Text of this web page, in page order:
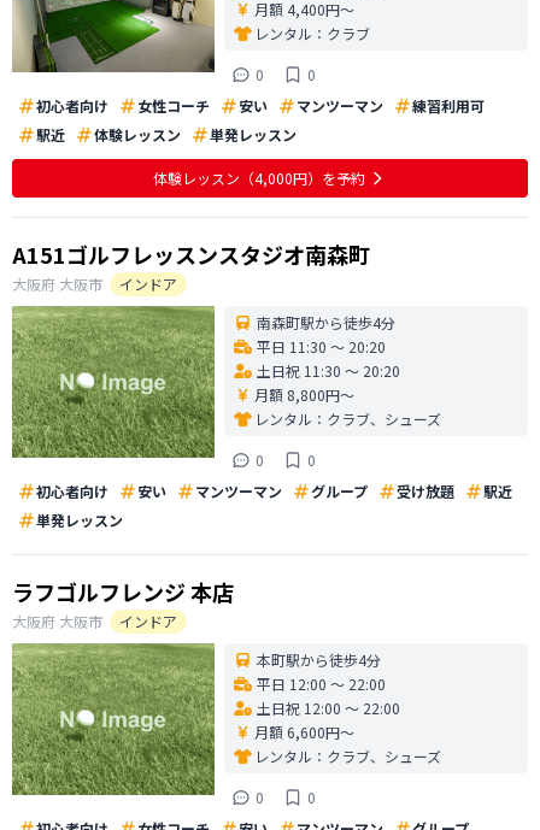
月額 4,400円〜
レンタル： クラブ
0
0
初心者向け
女性コーチ 安い マンツーマン
練習利用可
駅近
体験レッスン 単発レッスン
体験レッスン （4,000円） を予約
A151ゴルフレッスンスタジオ南森町
大阪府 大阪市
インドア
南森町駅から徒歩4分
平日 11:30 〜 20:20
土日祝 11:30 〜 20:20
月額 8,800円〜
レンタル： クラブ、シューズ
0
0
初心者向け
安い マンツーマン グループ 受け放題
駅近
単発レッスン
ラフゴルフレンジ 本店
大阪府 大阪市
インドア
本町駅から徒歩4分
平日 12:00 〜 22:00
土日祝 12:00 〜 22:00
月額 6,600円〜
レンタル： クラブ、シューズ
0
0